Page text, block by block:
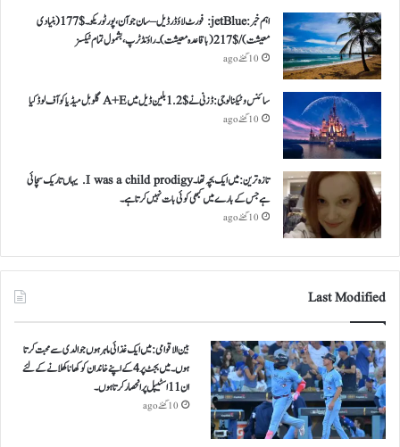
اہم خبر: jetBlue: فورٹ لاؤڈرڈیل – سان جوآن، پورٹو ریکو ۔ $ 177 (بنیادی
معیشت) / $ 217 (باقاعدہ معیشت )۔ راؤنڈ ٹرپ، بشمول تمام ٹیکسز
10 گھنٹے ago
سائنس و ٹیکنالوجی: ڈزنی نے $ 1.2 بلین ڈیل میں A+E گلوبل میڈیا کو آف لوڈ کیا
10 گھنٹے ago
تازہ ترین: میں ایک بچہ تھا ۔ I was a child prodigy. یہاں تاریک سچائی
ہے جس کے بارے میں کبھی کوئی بات نہیں کرتا ہے ۔
10 گھنٹے ago
Last Modified
بین الاقوامی: میں ایک غذائی ماہر ہوں جو الدی سے محبت کرتا
ہوں ۔ میں بجٹ پر 4 کے اپنے خاندان کو کھانا کھلانے کے لئے
ان 11 اسٹیپل پر انحصار کرتا ہوں ۔
10 گھنٹے ago